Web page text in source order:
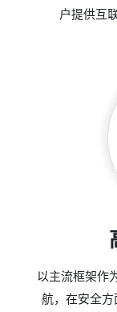
户提供互
以主流框架作
航，在安全